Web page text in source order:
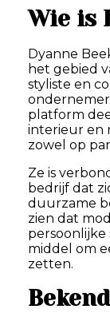
Wie is
Dyanne
het gebied
styliste en
platform
interieur en
zowel op
Ze is
bedrijf dat
duurzame
zien dat
persoonlijke
middel om
zetten.